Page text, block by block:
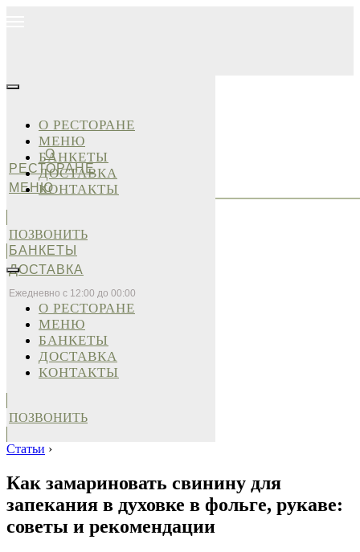
О
РЕСТОРАНЕ
МЕНЮ
БАНКЕТЫ
ДОСТАВКА
Ежедневно с 12:00 до 00:00
О РЕСТОРАНЕ
МЕНЮ
БАНКЕТЫ
ДОСТАВКА
КОНТАКТЫ
ПОЗВОНИТЬ
О РЕСТОРАНЕ
МЕНЮ
БАНКЕТЫ
ДОСТАВКА
КОНТАКТЫ
ПОЗВОНИТЬ
Статьи ›
Как замариновать свинину для
запекания в духовке в фольге, рукаве:
советы и рекомендации